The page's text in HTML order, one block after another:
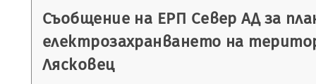
Съобщение на ЕРП Север АД за
електрозахранването на
Лясковец